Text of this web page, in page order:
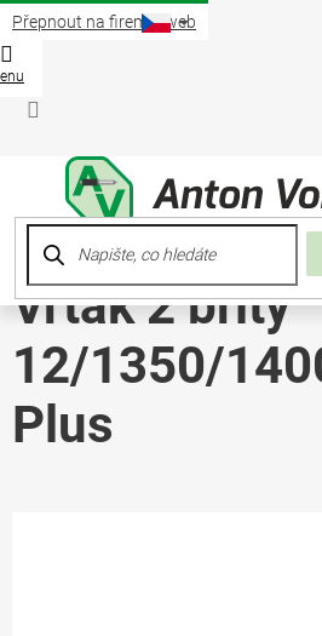
Přejít
na
Přepnout na firemní web
Přihlášení
Vrták 2 břitý
12/1350/
Plus